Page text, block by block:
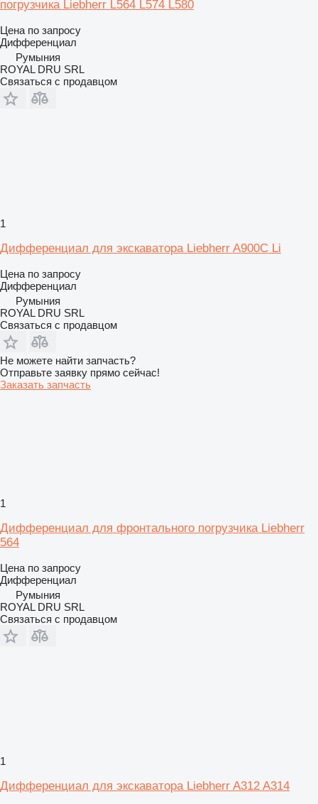
погрузчика Liebherr L564 L574 L580
Цена по запросу
Дифференциал
Румыния
ROYAL DRU SRL
Связаться с продавцом
1
Дифференциал для экскаватора Liebherr A900C Li
Цена по запросу
Дифференциал
Румыния
ROYAL DRU SRL
Связаться с продавцом
Не можете найти запчасть?
Отправьте заявку прямо сейчас!
Заказать запчасть
1
Дифференциал для фронтального погрузчика Liebherr
564
Цена по запросу
Дифференциал
Румыния
ROYAL DRU SRL
Связаться с продавцом
1
Дифференциал для экскаватора Liebherr A312 A314